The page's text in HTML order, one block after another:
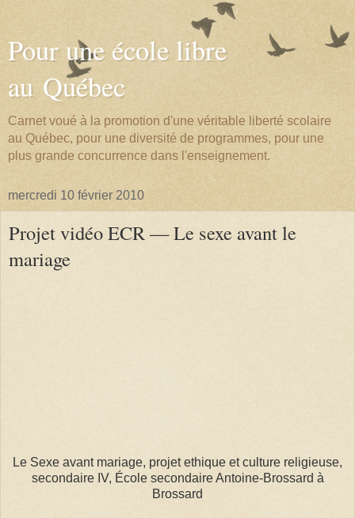
Pour une école libre
au Québec
Carnet voué à la promotion d'une véritable liberté scolaire
au Québec, pour une diversité de programmes, pour une
plus grande concurrence dans l'enseignement.
mercredi 10 février 2010
Projet vidéo ECR — Le sexe avant le
mariage
Le Sexe avant mariage, projet ethique et culture religieuse,
secondaire IV, École secondaire Antoine-Brossard à
Brossard